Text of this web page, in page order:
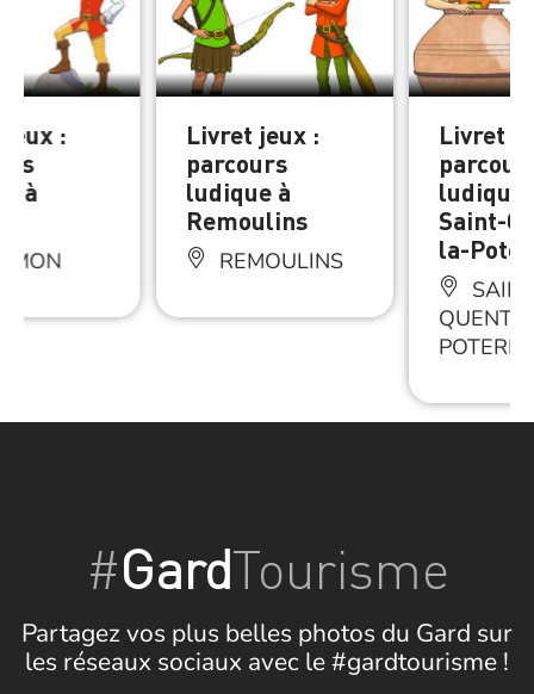
:
à
Livret jeux :
parcours
ludique à
Remoulins
REMOULINS
Livret
ludique
Saint-
la-
POTERIE
#GardTourisme
Partagez vos plus belles photos du Gard sur
les réseaux sociaux avec le #gardtourisme !